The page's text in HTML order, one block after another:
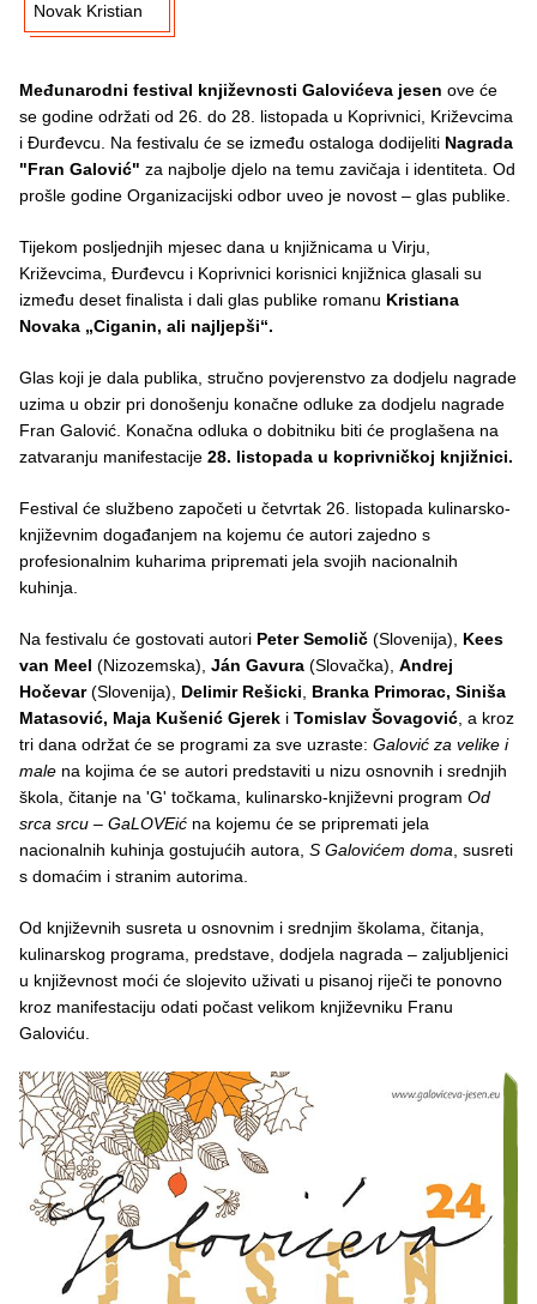
Novak Kristian
Međunarodni festival književnosti Galovićeva jesen ove će
se godine održati od 26. do 28. listopada u Koprivnici, Križevcima
i Đurđevcu. Na festivalu će se između ostaloga dodijeliti Nagrada
"Fran Galović" za najbolje djelo na temu zavičaja i identiteta. Od
prošle godine Organizacijski odbor uveo je novost – glas publike.
Tijekom posljednjih mjesec dana u knjižnicama u Virju,
Križevcima, Đurđevcu i Koprivnici korisnici knjižnica glasali su
između deset finalista i dali glas publike romanu Kristiana
Novaka „Ciganin, ali najljepši“.
Glas koji je dala publika, stručno povjerenstvo za dodjelu nagrade
uzima u obzir pri donošenju konačne odluke za dodjelu nagrade
Fran Galović. Konačna odluka o dobitniku biti će proglašena na
zatvaranju manifestacije 28. listopada u koprivničkoj knjižnici.
Festival će službeno započeti u četvrtak 26. listopada kulinarsko-
književnim događanjem na kojemu će autori zajedno s
profesionalnim kuharima pripremati jela svojih nacionalnih
kuhinja.
Na festivalu će gostovati autori Peter Semolič (Slovenija), Kees
van Meel (Nizozemska), Ján Gavura (Slovačka), Andrej
Hočevar(Slovenija), Delimir Rešicki
Branka Primorac, Siniša
Matasović, Maja Kušenić Gjerek i Tomislav Šovagović , a kroz
tri dana održat će se programi za sve uzraste: Galović za velike i
male na kojima će se autori predstaviti u nizu osnovnih i srednjih
škola, čitanje na 'G' točkama, kulinarsko-književni program Od
srca srcu – GaLOVEić na kojemu će se pripremati jela
nacionalnih kuhinja gostujućih autora, S Galovićem doma , susreti
s domaćim i stranim autorima.
Od književnih susreta u osnovnim i srednjim školama, čitanja,
kulinarskog programa, predstave, dodjela nagrada – zaljubljenici
u književnost moći će slojevito uživati u pisanoj riječi te ponovno
kroz manifestaciju odati počast velikom književniku Franu
Galoviću.